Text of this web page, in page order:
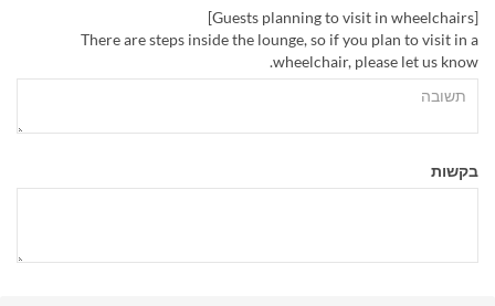
[Guests planning to visit in wheelchairs]
There are steps inside the lounge, so if you plan to visit in a
wheelchair, please let us know.
בקשות